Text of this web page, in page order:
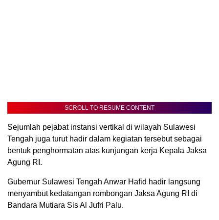
SCROLL TO RESUME CONTENT
Sejumlah pejabat instansi vertikal di wilayah Sulawesi
Tengah juga turut hadir dalam kegiatan tersebut sebagai
bentuk penghormatan atas kunjungan kerja Kepala Jaksa
Agung RI.
Gubernur Sulawesi Tengah Anwar Hafid hadir langsung
menyambut kedatangan rombongan Jaksa Agung RI di
Bandara Mutiara Sis Al Jufri Palu.